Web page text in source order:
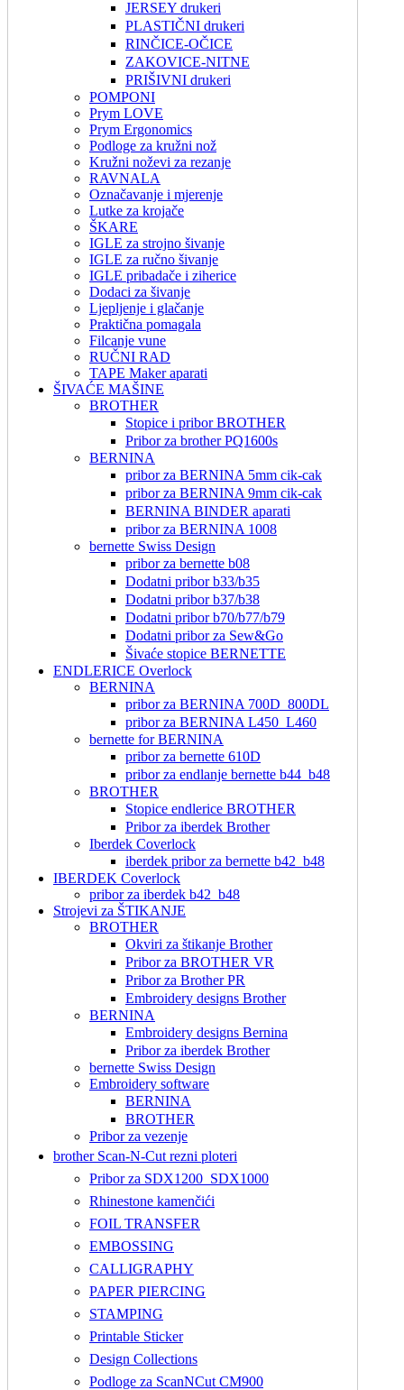
JERSEY drukeri
PLASTIČNI drukeri
RINČICE-OČICE
ZAKOVICE-NITNE
PRIŠIVNI drukeri
POMPONI
Prym LOVE
Prym Ergonomics
Podloge za kružni nož
Kružni noževi za rezanje
RAVNALA
Označavanje i mjerenje
Lutke za krojače
ŠKARE
IGLE za strojno šivanje
IGLE za ručno šivanje
IGLE pribadače i ziherice
Dodaci za šivanje
Ljepljenje i glačanje
Praktična pomagala
Filcanje vune
RUČNI RAD
TAPE Maker aparati
ŠIVAĆE MAŠINE
BROTHER
Stopice i pribor BROTHER
Pribor za brother PQ1600s
BERNINA
pribor za BERNINA 5mm cik-cak
pribor za BERNINA 9mm cik-cak
BERNINA BINDER aparati
pribor za BERNINA 1008
bernette Swiss Design
pribor za bernette b08
Dodatni pribor b33/b35
Dodatni pribor b37/b38
Dodatni pribor b70/b77/b79
Dodatni pribor za Sew&Go
Šivaće stopice BERNETTE
ENDLERICE Overlock
BERNINA
pribor za BERNINA 700D_800DL
pribor za BERNINA L450_L460
bernette for BERNINA
pribor za bernette 610D
pribor za endlanje bernette b44_b48
BROTHER
Stopice endlerice BROTHER
Pribor za iberdek Brother
Iberdek Coverlock
iberdek pribor za bernette b42_b48
IBERDEK Coverlock
pribor za iberdek b42_b48
Strojevi za ŠTIKANJE
BROTHER
Okviri za štikanje Brother
Pribor za BROTHER VR
Pribor za Brother PR
Embroidery designs Brother
BERNINA
Embroidery designs Bernina
Pribor za iberdek Brother
bernette Swiss Design
Embroidery software
BERNINA
BROTHER
Pribor za vezenje
brother Scan-N-Cut rezni ploteri
Pribor za SDX1200_SDX1000
Rhinestone kamenčići
FOIL TRANSFER
EMBOSSING
CALLIGRAPHY
PAPER PIERCING
STAMPING
Printable Sticker
Design Collections
Podloge za ScanNCut CM900